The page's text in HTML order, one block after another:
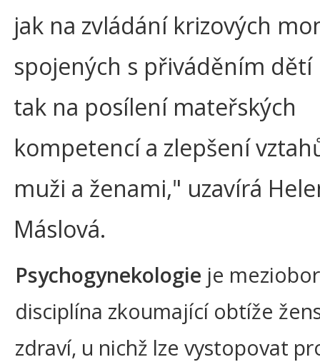
jak na zvládání krizových
spojených s přiváděním dětí
tak na posílení mateřských
kompetencí a zlepšení
muži a ženami," uzavírá
Máslová.
Psychogynekologie je
disciplína zkoumající obtíže
zdraví, u nichž lze vystopovat